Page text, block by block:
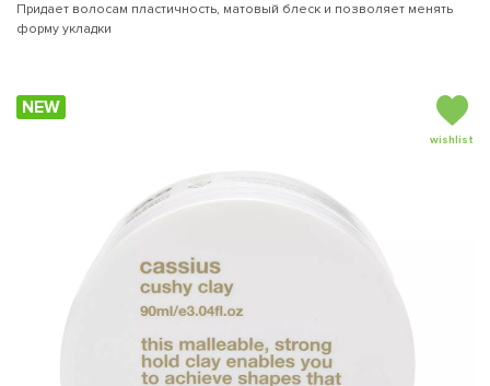
Придает волосам пластичность, матовый блеск и позволяет менять
форму укладки
NEW
wishlist